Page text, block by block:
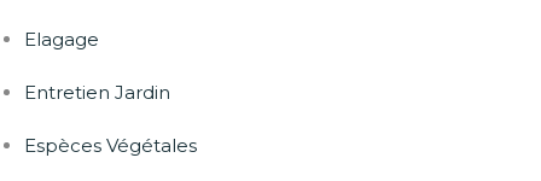
Elagage
Entretien Jardin
Espèces Végétales